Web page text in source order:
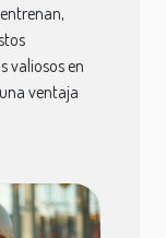
valiosos en
ventaja